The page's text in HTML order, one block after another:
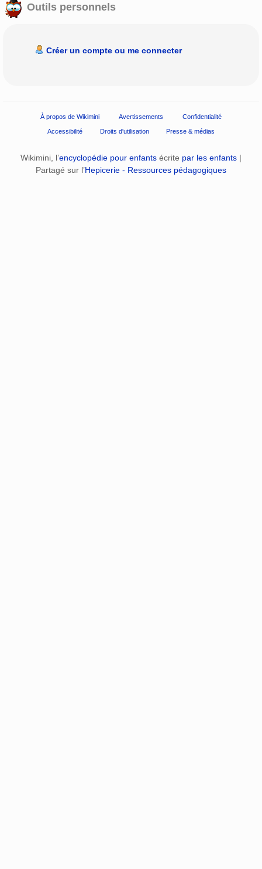
Outils personnels
Créer un compte ou me connecter
À propos de Wikimini Avertissements Confidentialité
Accessibilité Droits d'utilisation Presse & médias
Wikimini, l’encyclopédie pour enfants écrite par les enfants |
Partagé sur l’Hepicerie - Ressources pédagogiques